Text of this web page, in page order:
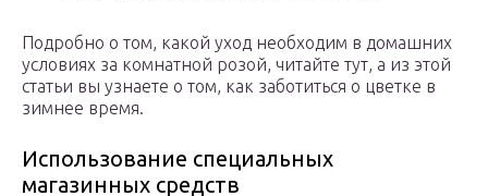
Подробно о том, какой уход необходим в домашних
условиях за комнатной розой, читайте тут, а из этой
статьи вы узнаете о том, как заботиться о цветке в
зимнее время.
Использование специальных
магазинных средств